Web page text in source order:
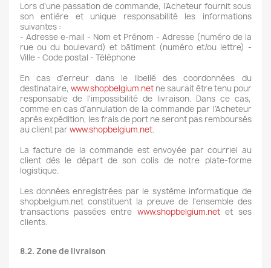
Lors d'une passation de commande, l’Acheteur fournit sous
son entière et unique responsabilité les informations
suivantes :
- Adresse e-mail - Nom et Prénom - Adresse (numéro de la
rue ou du boulevard) et bâtiment (numéro et/ou lettre) -
Ville - Code postal - Téléphone
En cas d'erreur dans le libellé des coordonnées du
destinataire, www.shopbelgium.netne saurait être tenu pour
responsable de l'impossibilité de livraison. Dans ce cas,
comme en cas d'annulation de la commande par l’Acheteur
après expédition, les frais de port ne seront pas remboursés
au client parwww.shopbelgium.net.
La facture de la commande est envoyée par courriel au
client dès le départ de son colis de notre plate-forme
logistique.
Les données enregistrées par le système informatique de
shopbelgium.net constituent la preuve de l'ensemble des
transactions passées entre www.shopbelgium.netet ses
clients.
8.2. Zone de livraison